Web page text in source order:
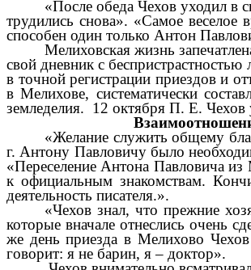
«После обеда Чехов уходил в
трудились снова». «Самое
способен один только Антон
Мелиховская жизнь
свой дневник с
в точной регистрации приездов и
в Мелихове, систематически
земледелия. 12 октября П. Е. Чехов
«Желание служить общему
г. Антону Павловичу было
«Переселение Антона Павловича
к официальным знакомствам.
деятельность писателя.».
«Чехов знал, что прежние
которые вначале отнеслись очень
же день приезда в Мелихово
говорит: я не барин, я – доктор».